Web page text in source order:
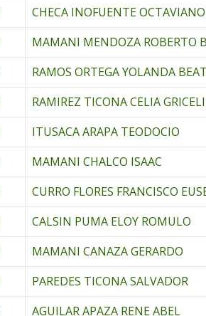
CHECA INOFUENTE OCTAVIANO
MAMANI MENDOZA ROBERTO
RAMOS ORTEGA YOLANDA
RAMIREZ TICONA CELIA
ITUSACA ARAPA TEODOCIO
MAMANI CHALCO ISAAC
CURRO FLORES FRANCISCO
CALSIN PUMA ELOY ROMULO
MAMANI CANAZA GERARDO
PAREDES TICONA SALVADOR
AGUILAR APAZA RENE ABEL